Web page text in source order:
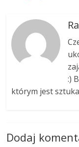
:)
którym jest
Dodaj